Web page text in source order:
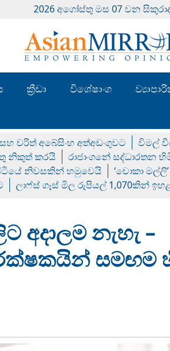
2026 අගෝස්‍තු මස 07 වන
ක්‍රීඩා විශේෂාංග
චරිත් අබේසිංහ අත්අඩංගුවට විමල්
නිකුත් කරයි
රාජාංගනේ සද්ධාරතන
නිවසකින් හමුවෙයි
‘චොකා
ලාෆ්ස් ගෑස් මිල රුපියල් 1,070කින්
අදාලම නැහැ –
සමඟම